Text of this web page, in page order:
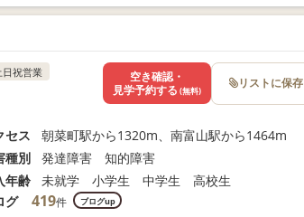
日祝営業
セス
朝菜町駅から1320m、南富山駅から1464m
種別
発達障害 知的障害
年齢
未就学 小学生 中学生 高校生
グ
419件 ブログup
空き確認・
見学予約する (無料) リストに保存